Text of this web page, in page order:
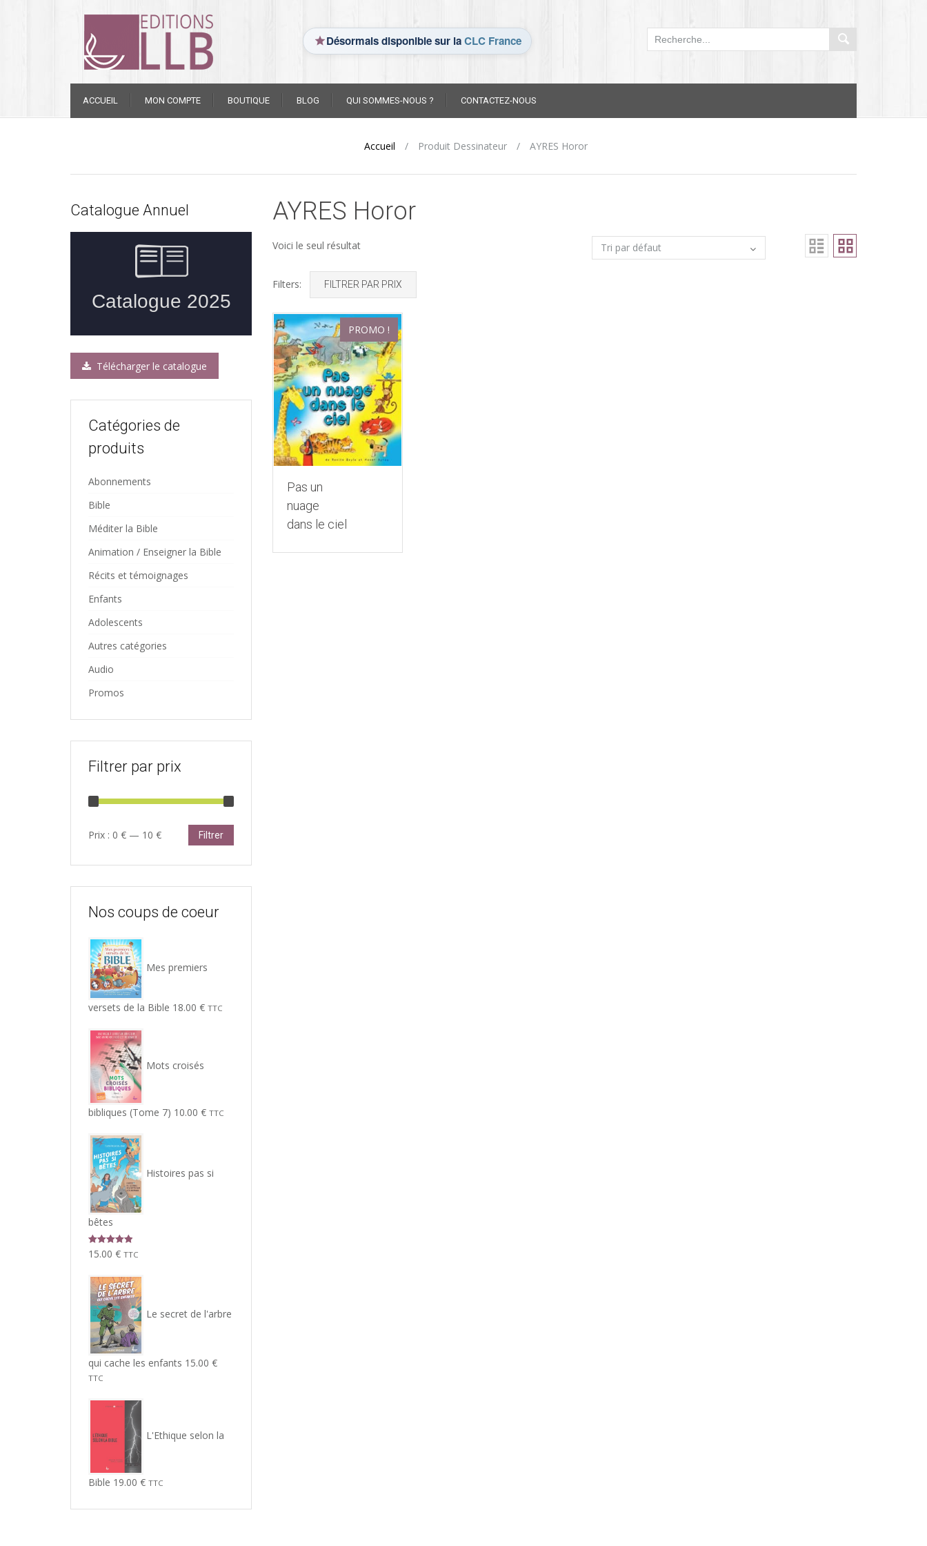
Désormais disponible sur laCLC France
content
ACCUEIL MON COMPTE BOUTIQUE BLOG QUI SOMMES-NOUS ? CONTACTEZ-NOUS
Accueil / Produit Dessinateur / AYRES Horor
AYRES Horor
Voici le seul résultat
Filters: FILTRER PAR PRIX
PROMO !
Pas un
nuage
dans le ciel
Catalogue Annuel
Télécharger le catalogue
Catégories de
produits
Abonnements
Bible
Méditer la Bible
Animation / Enseigner la Bible
Récits et témoignages
Enfants
Adolescents
Autres catégories
Audio
Promos
Filtrer par prix
Prix
Prix
Filtrer
Prix : 0 € — 10 €
Nos coups de coeur
Mes premiers
versets de la Bible 18.00 € TTC
Mots croisés
bibliques (Tome 7) 10.00 € TTC
Histoires pas si
bêtes
Note 5.00
15.00 € TTC
Le secret de l'arbre
qui cache les enfants 15.00 €
TTC
L'Ethique selon la
Bible 19.00 € TTC